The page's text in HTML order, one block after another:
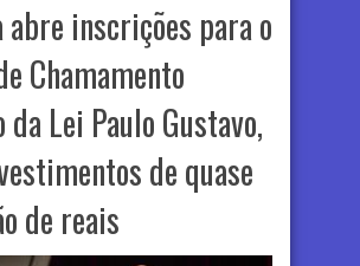
abre inscrições para o
Chamamento
Lei Paulo Gustavo,
de quase
de reais